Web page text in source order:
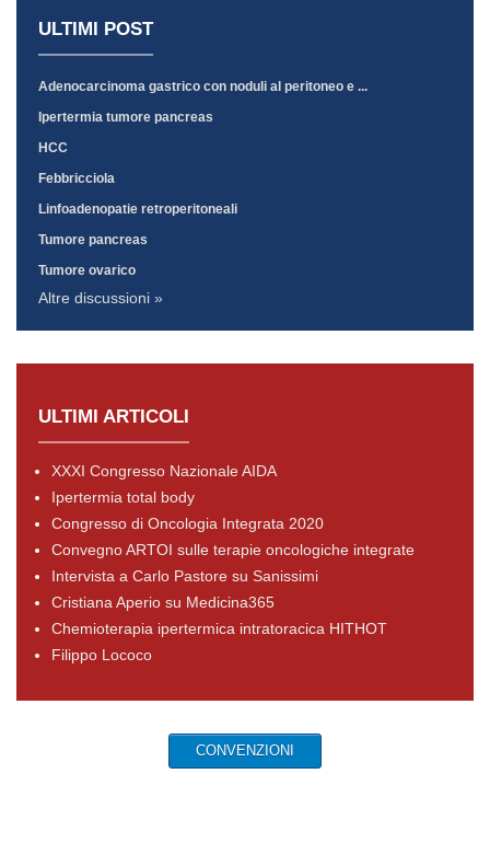
ULTIMI POST
Adenocarcinoma gastrico con noduli al peritoneo e ...
Ipertermia tumore pancreas
HCC
Febbricciola
Linfoadenopatie retroperitoneali
Tumore pancreas
Tumore ovarico
Altre discussioni »
ULTIMI ARTICOLI
XXXI Congresso Nazionale AIDA
Ipertermia total body
Congresso di Oncologia Integrata 2020
Convegno ARTOI sulle terapie oncologiche integrate
Intervista a Carlo Pastore su Sanissimi
Cristiana Aperio su Medicina365
Chemioterapia ipertermica intratoracica HITHOT
Filippo Lococo
CONVENZIONI